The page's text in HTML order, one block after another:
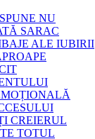
NU
SARAC
ALE IUBIRII
CREIERUL
TOTUL